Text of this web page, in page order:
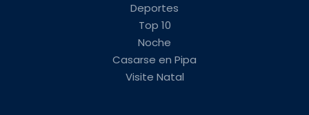
Deportes
Top 10
Noche
Casarse en Pipa
Visite Natal